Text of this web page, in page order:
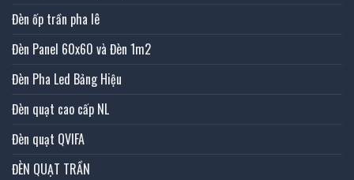
Đèn ốp trần pha lê
Đèn Panel 60x60 và Đèn 1m2
Đèn Pha Led Bảng Hiệu
Đèn quạt cao cấp NL
Đèn quạt QVIFA
ĐÈN QUẠT TRẦN